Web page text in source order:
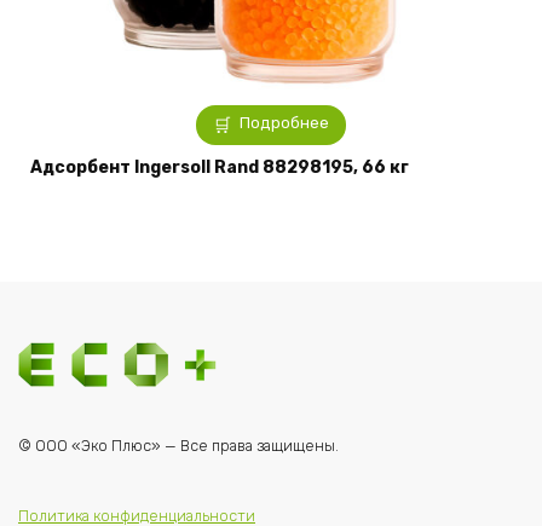
Подробнее
Адсорбент Ingersoll Rand 88298195, 66 кг
© ООО «Эко Плюс» — Все права защищены.
Политика конфиденциальности